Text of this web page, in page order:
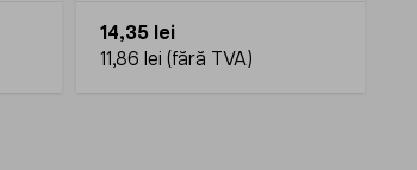
14,35 lei
11,86 lei